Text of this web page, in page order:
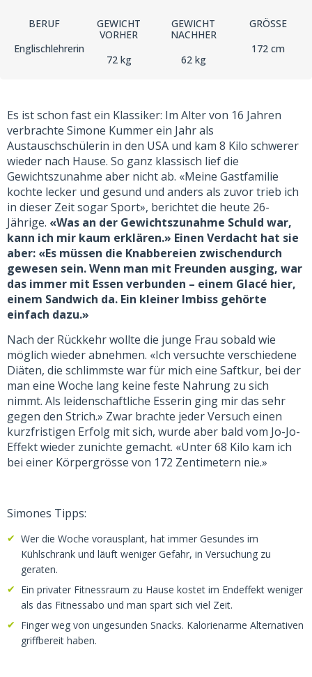
BERUF
Englischlehrerin
GEWICHT
VORHER
72 kg
GEWICHT
NACHHER
62 kg
GRÖSSE
172 cm
Es ist schon fast ein Klassiker: Im Alter von 16 Jahren
verbrachte Simone Kummer ein Jahr als
Austauschschülerin in den USA und kam 8 Kilo schwerer
wieder nach Hause. So ganz klassisch lief die
Gewichtszunahme aber nicht ab. «Meine Gastfamilie
kochte lecker und gesund und anders als zuvor trieb ich
in dieser Zeit sogar Sport», berichtet die heute 26-
Jährige. «Was an der Gewichtszunahme Schuld war,
kann ich mir kaum erklären.» Einen Verdacht hat sie
aber: «Es müssen die Knabbereien zwischendurch
gewesen sein. Wenn man mit Freunden ausging, war
das immer mit Essen verbunden – einem Glacé hier,
einem Sandwich da. Ein kleiner Imbiss gehörte
einfach dazu.»
Nach der Rückkehr wollte die junge Frau sobald wie
möglich wieder abnehmen. «Ich versuchte verschiedene
Diäten, die schlimmste war für mich eine Saftkur, bei der
man eine Woche lang keine feste Nahrung zu sich
nimmt. Als leidenschaftliche Esserin ging mir das sehr
gegen den Strich.» Zwar brachte jeder Versuch einen
kurzfristigen Erfolg mit sich, wurde aber bald vom Jo-Jo-
Effekt wieder zunichte gemacht. «Unter 68 Kilo kam ich
bei einer Körpergrösse von 172 Zentimetern nie.»
Simones Tipps:
Wer die Woche vorausplant, hat immer Gesundes im
Kühlschrank und läuft weniger Gefahr, in Versuchung zu
geraten.
Ein privater Fitnessraum zu Hause kostet im Endeffekt weniger
als das Fitnessabo und man spart sich viel Zeit.
Finger weg von ungesunden Snacks. Kalorienarme Alternativen
griffbereit haben.